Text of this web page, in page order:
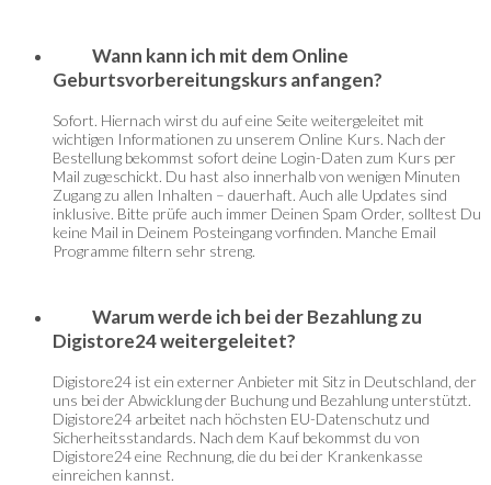
Wann kann ich mit dem Online
Geburtsvorbereitungskurs anfangen?
Sofort. Hiernach wirst du auf eine Seite weitergeleitet mit
wichtigen Informationen zu unserem Online Kurs. Nach der
Bestellung bekommst sofort deine Login-Daten zum Kurs per
Mail zugeschickt. Du hast also innerhalb von wenigen Minuten
Zugang zu allen Inhalten – dauerhaft. Auch alle Updates sind
inklusive. Bitte prüfe auch immer Deinen Spam Order, solltest Du
keine Mail in Deinem Posteingang vorfinden. Manche Email
Programme filtern sehr streng.
Warum werde ich bei der Bezahlung zu
Digistore24 weitergeleitet?
Digistore24 ist ein externer Anbieter mit Sitz in Deutschland, der
uns bei der Abwicklung der Buchung und Bezahlung unterstützt.
Digistore24 arbeitet nach höchsten EU-Datenschutz und
Sicherheitsstandards. Nach dem Kauf bekommst du von
Digistore24 eine Rechnung, die du bei der Krankenkasse
einreichen kannst.